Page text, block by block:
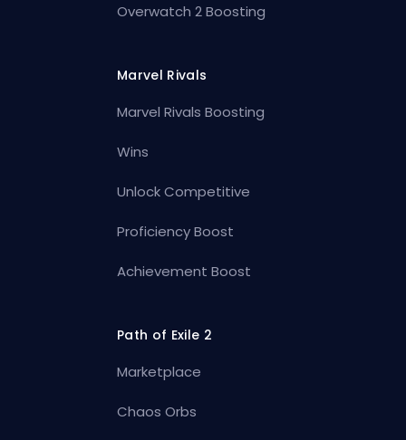
Overwatch 2 Boosting
Marvel Rivals
Marvel Rivals Boosting
Wins
Unlock Competitive
Proficiency Boost
Achievement Boost
Path of Exile 2
Marketplace
Chaos Orbs